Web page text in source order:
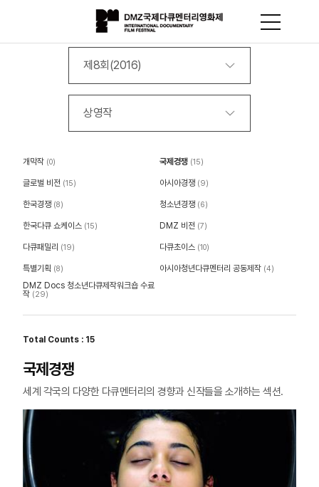
제8회(2016)
상영작
개막작 (0) 국제경쟁 (15)
글로벌 비전 (15) 아시아경쟁 (9)
한국경쟁 (8) 청소년경쟁 (6)
한국다큐 쇼케이스 (15) DMZ 비전 (7)
다큐패밀리 (19) 다큐초이스 (10)
특별기획 (8) 아시아청년다큐멘터리 공동제작 (4)
DMZ Docs 청소년다큐제작워크숍 수료
작 (29)
Total Counts : 15
국제경쟁
세계 각국의 다양한 다큐멘터리의 경향과 신작들을 소개하는 섹션.